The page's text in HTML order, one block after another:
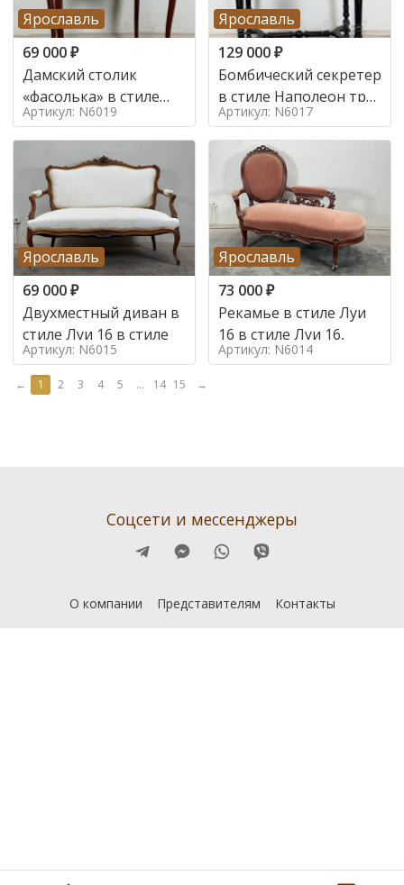
Ярославль
69 000₽
Дамский столик
«фасолька» в стиле
Луи 16,
Артикул: N6019
Ярославль
129 000₽
Бомбический секретер
в стиле Наполеон труа
в стиле
Артикул: N6017
Ярославль
69 000₽
Двухместный диван в
стиле Луи 16 в стиле
Артикул: N6015
Ярославль
73 000₽
Рекамье в стиле Луи
16 в стиле Луи 16,
Артикул: N6014
← 1 2 3 4 5 ... 14 15 →
Соцсети и мессенджеры
О компании Представителям Контакты